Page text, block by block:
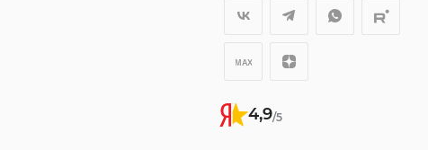
4,9/5